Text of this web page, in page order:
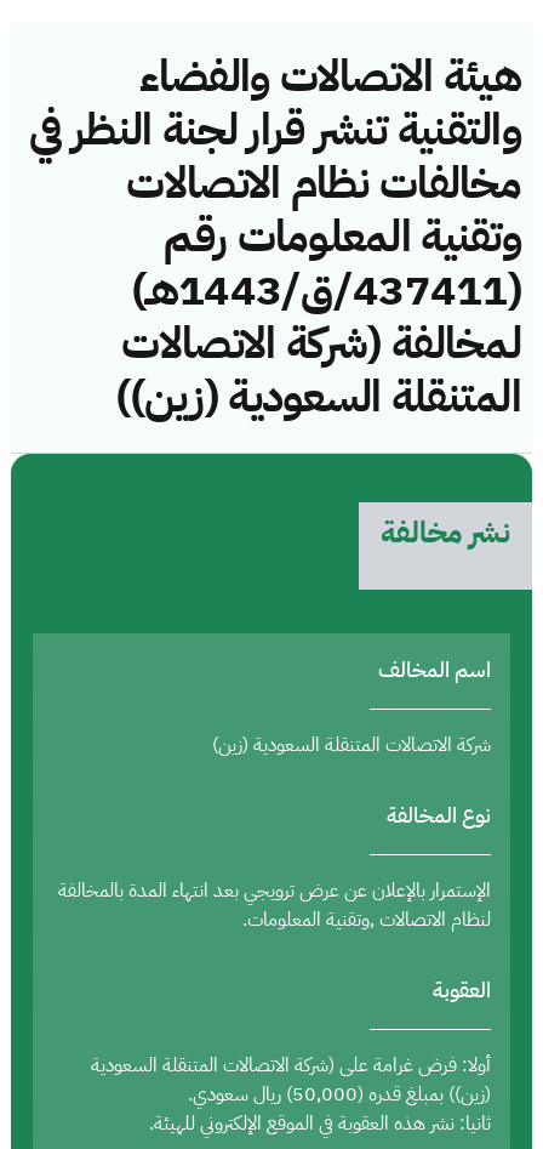
هيئة الاتصالات والفضاء
والتقنية تنشر قرار لجنة النظر في
مخالفات نظام الاتصالات
وتقنية المعلومات رقم
(437411/ق/1443هـ)
لمخالفة (شركة الاتصالات
المتنقلة السعودية (زين))
نشر مخالفة
اسم المخالف
شركة الاتصالات المتنقلة السعودية (زين)
نوع المخالفة
الإستمرار بالإعلان عن عرض ترويجي بعد انتهاء المدة بالمخالفة
لنظام الاتصالات ,وتقنية المعلومات.
العقوبة
أولا: فرض غرامة على (شركة الاتصالات المتنقلة السعودية
(زين)) بمبلغ قدره (50,000) ريال سعودي.
ثانيا: نشر هذه العقوبة في الموقع الإلكتروني للهيئة.